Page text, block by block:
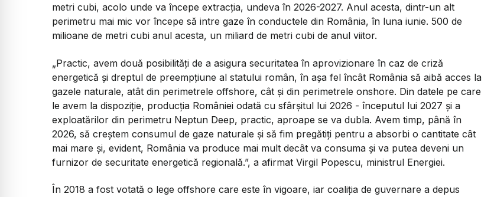
metri cubi, acolo unde va începe extracția, undeva în 2026-2027. Anul acesta, dintr-un alt
perimetru mai mic vor începe să intre gaze în conductele din România, în luna iunie. 500 de
milioane de metri cubi anul acesta, un miliard de metri cubi de anul viitor.
„Practic, avem două posibilități de a asigura securitatea în aprovizionare în caz de criză
energetică și dreptul de preempțiune al statului român, în așa fel încât România să aibă acces la
gazele naturale, atât din perimetrele offshore, cât și din perimetrele onshore. Din datele pe care
le avem la dispoziție, producția României odată cu sfârșitul lui 2026 - începutul lui 2027 și a
exploatărilor din perimetru Neptun Deep, practic, aproape se va dubla. Avem timp, până în
2026, să creștem consumul de gaze naturale și să fim pregătiți pentru a absorbi o cantitate cât
mai mare și, evident, România va produce mai mult decât va consuma și va putea deveni un
furnizor de securitate energetică regională.”, a afirmat Virgil Popescu, ministrul Energiei.
În 2018 a fost votată o lege offshore care este în vigoare, iar coaliţia de guvernare a depus